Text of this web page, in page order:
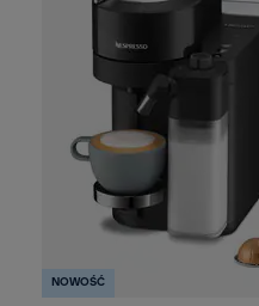
NOWOŚĆ